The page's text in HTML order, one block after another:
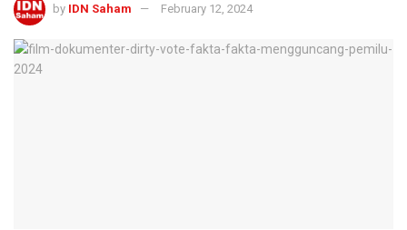
by IDN Saham February 12, 2024